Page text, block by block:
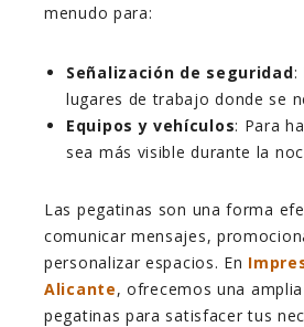
menudo para:
Señalización de seguridad:
lugares de trabajo donde se
Equipos y vehículos: Para
sea más visible durante la
Las pegatinas son una forma
comunicar mensajes,
personalizar espacios. En
Alicante, ofrecemos una
pegatinas para satisfacer tus